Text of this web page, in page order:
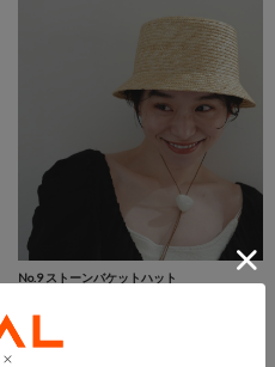
No.9 ストーンバケットハット
作り続ける田中帽子店に別注をしたバケット
ハット。春から秋までの強い日差し避けの実
用的なハットとしても活躍します。